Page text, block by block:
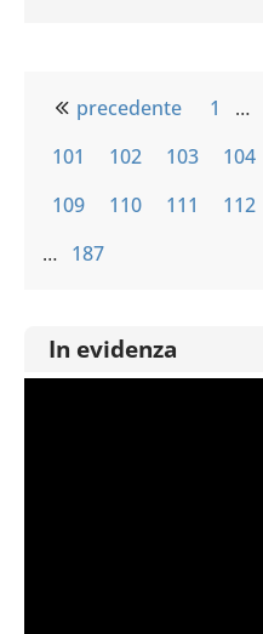
precedente 1 …
101
102 103 104
109
110 111 112
… 187
In evidenza